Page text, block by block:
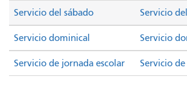
Servicio del sábado Servicio
Servicio dominical Servicio
Servicio de jornada escolar Servicio